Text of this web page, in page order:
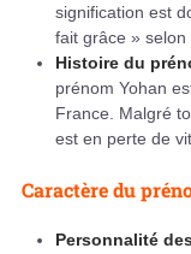
signification est
fait grâce » selon
Histoire du
prénom Yohan
France. Malgré
est en perte de
Caractère du
Personnalité